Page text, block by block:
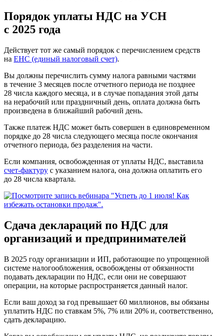
Порядок уплаты НДС на УСН
с 2025 года
Действует тот же самый порядок с перечислением средств
на ЕНС (единый налоговый счет).
Вы должны перечислить сумму налога равными частями
в течение 3 месяцев после отчетного периода не позднее
28 числа каждого месяца, и в случае попадания этой даты
на нерабочий или праздничный день, оплата должна быть
произведена в ближайший рабочий день.
Также платеж НДС может быть совершен в единовременном
порядке до 28 числа следующего месяца после окончания
отчетного периода, без разделения на части.
Если компания, освобожденная от уплаты НДС, выставила
счет-фактуру с указанием налога, она должна оплатить его
до 28 числа квартала.
Сдача деклараций по НДС для
организаций и предпринимателей
В 2025 году организации и ИП, работающие по упрощенной
системе налогообложения, освобождены от обязанности
подавать декларации по НДС, если они не совершают
операции, на которые распространяется данный налог.
Если ваш доход за год превышает 60 миллионов, вы обязаны
уплатить НДС по ставкам 5%, 7% или 20% и, соответственно,
сдать декларацию.